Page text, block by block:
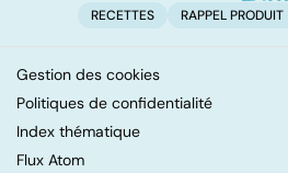
RECETTES RAPPEL PRODUIT
Gestion des cookies
Politiques de confidentialité
Index thématique
Flux Atom